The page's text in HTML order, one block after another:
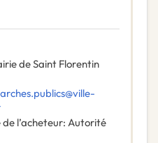
de Saint Florentin
l’acheteur: Autorité